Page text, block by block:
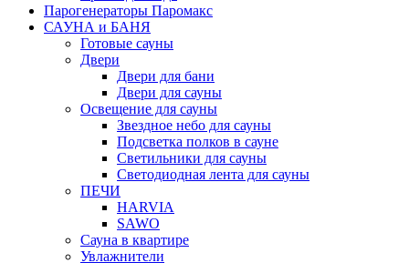
Парогенераторы Паромакс
САУНА и БАНЯ
Готовые сауны
Двери
Двери для бани
Двери для сауны
Освещение для сауны
Звездное небо для сауны
Подсветка полков в сауне
Светильники для сауны
Светодиодная лента для сауны
ПЕЧИ
HARVIA
SAWO
Сауна в квартире
Увлажнители